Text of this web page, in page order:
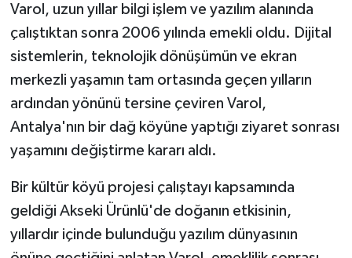
Varol, uzun yıllar bilgi işlem ve yazılım alanında
çalıştıktan sonra 2006 yılında emekli oldu. Dijital
sistemlerin, teknolojik dönüşümün ve ekran
merkezli yaşamın tam ortasında geçen yılların
ardından yönünü tersine çeviren Varol,
Antalya'nın bir dağ köyüne yaptığı ziyaret sonrası
yaşamını değiştirme kararı aldı.
Bir kültür köyü projesi çalıştayı kapsamında
geldiği Akseki Ürünlü'de doğanın etkisinin,
yıllardır içinde bulunduğu yazılım dünyasının
Otomobil
POLİTİKA
Sağlık
SİYASET
TEKNOLOJİ
Turizm